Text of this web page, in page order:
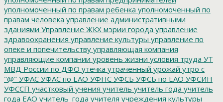
уполномоченный по правам ребенка уполномоченный по
правам человека управление административными
зданиями Управление ЖКХ мэрии города управление
здравоохранения управление культуры управление по
опеке и попечительству управляющая компания
управляющие компании уровень жизни условия труда УТ
МВД России по ДФО утечка утраченный урожай утро с
"@" УФАС УФАС по ЕАО УФНС УФСБ УФСБ по ЕАО УФСИН
УФССП участковый учения учитель учитель года учитель
года ЕАО учитель_года учителя учреждения культуры